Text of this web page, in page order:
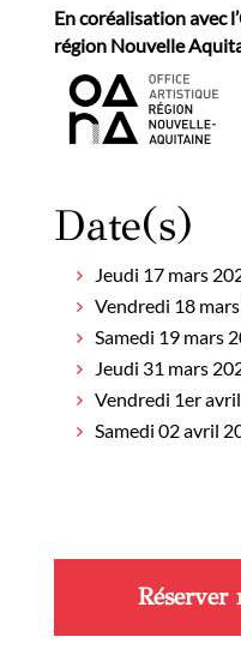
En coréalisation avec
région Nouvelle
Date(s)
Jeudi 17 mars
Vendredi 18
Samedi 19 mars
Jeudi 31 mars
Vendredi 1er
Samedi 02 avril
Réserver